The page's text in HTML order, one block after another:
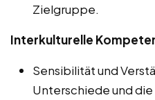
Zielgruppe.
Interkulturelle
Sensibilität und
Unterschiede und